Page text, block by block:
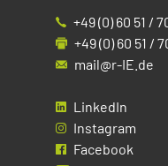
+49 (0) 60 51 /
+49 (0) 60 51 /
mail@r-IE.de
LinkedIn
Instagram
Facebook